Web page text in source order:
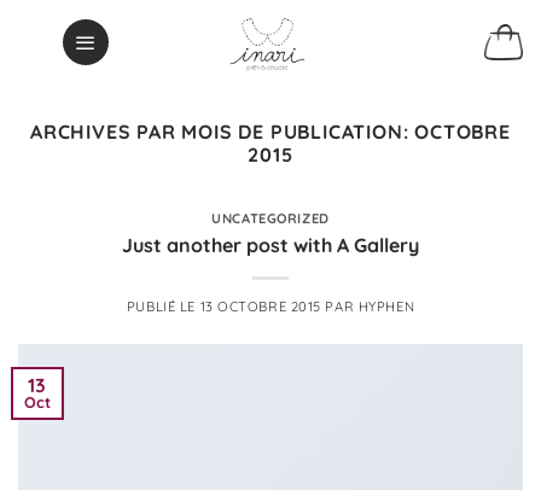
ARCHIVES PAR MOIS DE PUBLICATION:OCTOBRE
2015
UNCATEGORIZED
Just another post with A Gallery
PUBLIÉ LE 13 OCTOBRE 2015 PAR HYPHEN
13
Oct